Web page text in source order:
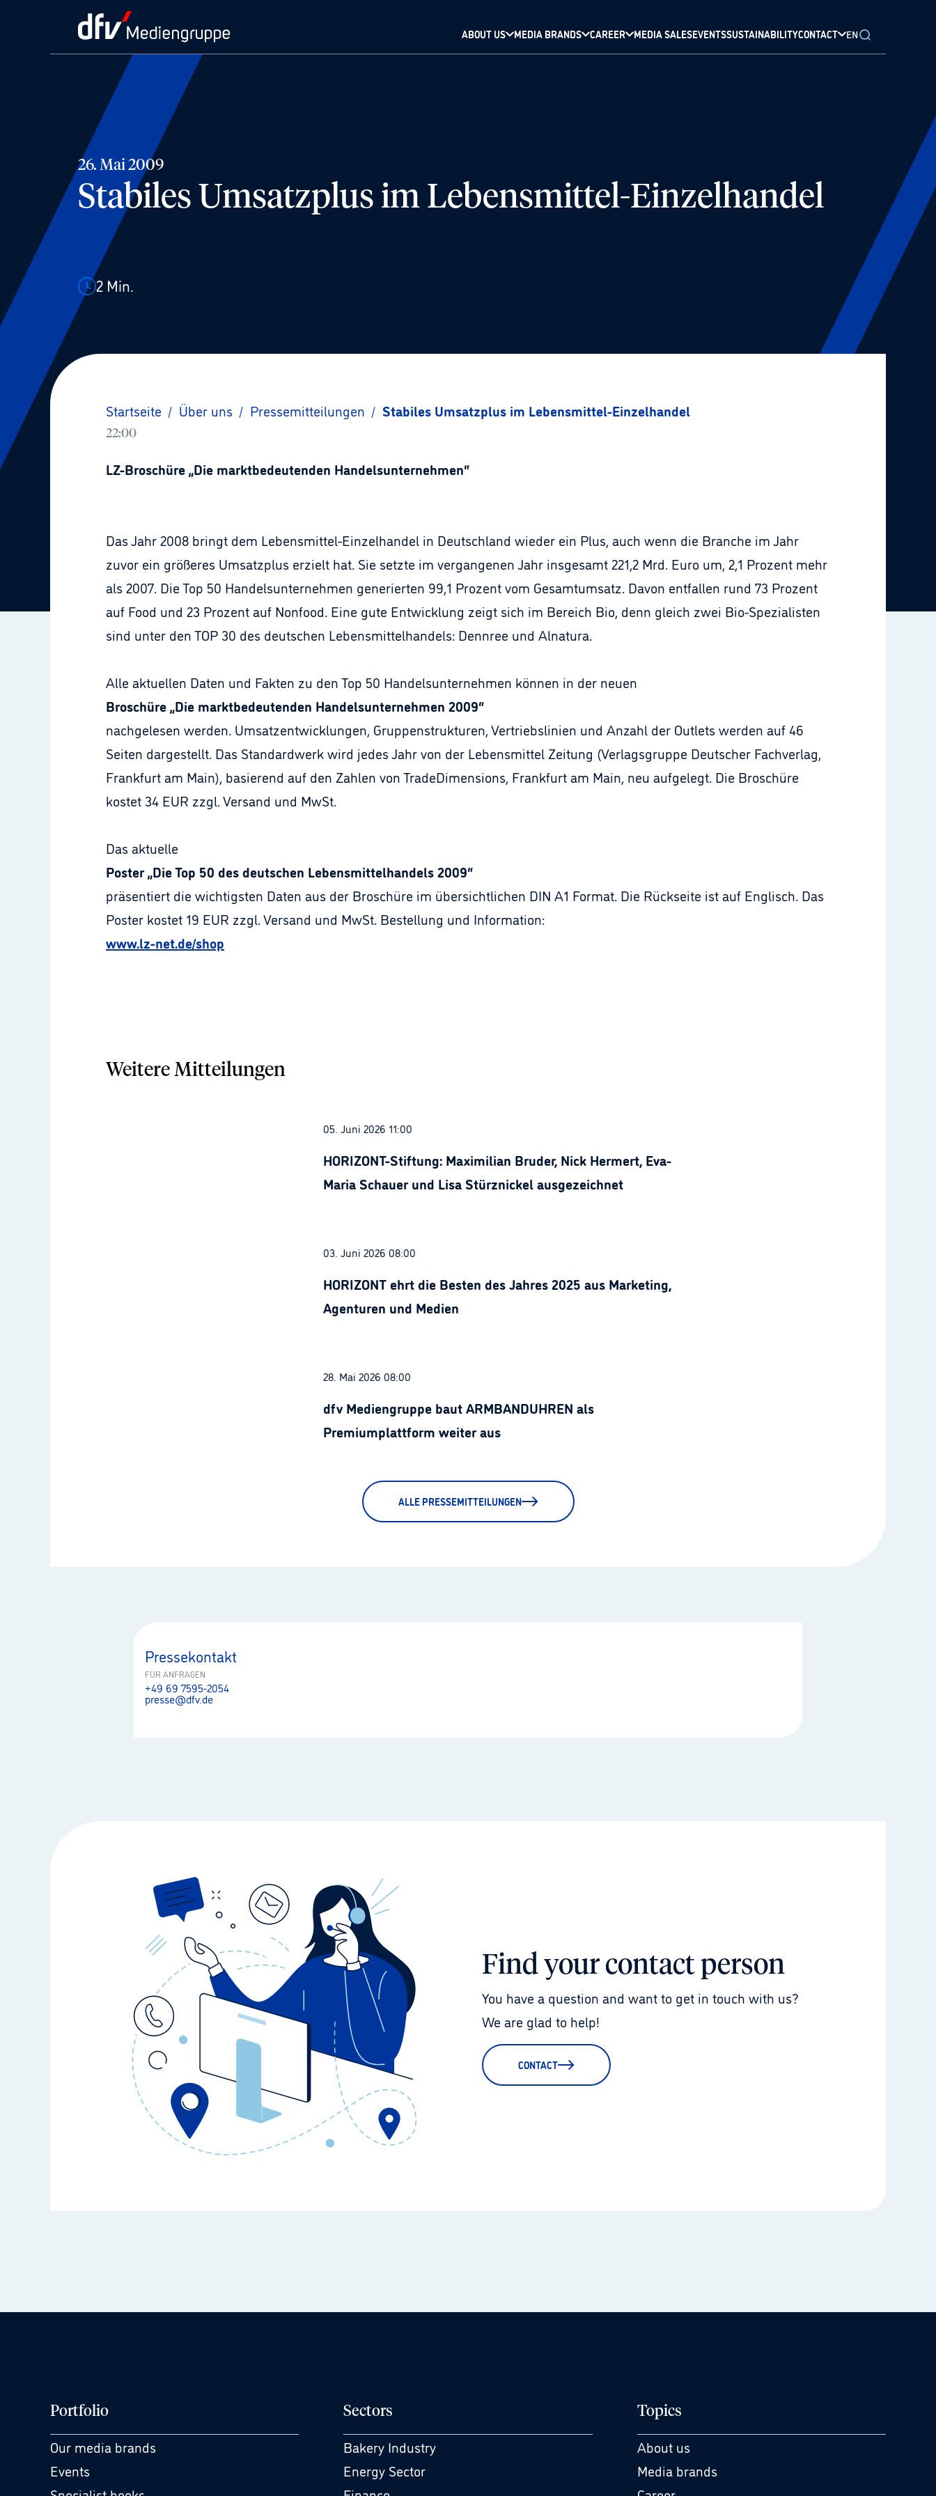
ABOUT US MEDIA BRANDS CAREER MEDIA SALESEVENTSSUSTAINABILITYCONTACT EN
26. Mai 2009
Stabiles Umsatzplus im Lebensmittel-Einzelhandel
2 Min.
Startseite / Über uns / Pressemitteilungen / Stabiles Umsatzplus im Lebensmittel-Einzelhandel
22:00
LZ-Broschüre „Die marktbedeutenden Handelsunternehmen“
Das Jahr 2008 bringt dem Lebensmittel-Einzelhandel in Deutschland wieder ein Plus, auch wenn die Branche im Jahr
zuvor ein größeres Umsatzplus erzielt hat. Sie setzte im vergangenen Jahr insgesamt 221,2 Mrd. Euro um, 2,1 Prozent mehr
als 2007. Die Top 50 Handelsunternehmen generierten 99,1 Prozent vom Gesamtumsatz. Davon entfallen rund 73 Prozent
auf Food und 23 Prozent auf Nonfood. Eine gute Entwicklung zeigt sich im Bereich Bio, denn gleich zwei Bio-Spezialisten
sind unter den TOP 30 des deutschen Lebensmittelhandels: Dennree und Alnatura.
Alle aktuellen Daten und Fakten zu den Top 50 Handelsunternehmen können in der neuen
Broschüre „Die marktbedeutenden Handelsunternehmen 2009“
nachgelesen werden. Umsatzentwicklungen, Gruppenstrukturen, Vertriebslinien und Anzahl der Outlets werden auf 46
Seiten dargestellt. Das Standardwerk wird jedes Jahr von der Lebensmittel Zeitung (Verlagsgruppe Deutscher Fachverlag,
Frankfurt am Main), basierend auf den Zahlen von TradeDimensions, Frankfurt am Main, neu aufgelegt. Die Broschüre
kostet 34 EUR zzgl. Versand und MwSt.
Das aktuelle
Poster „Die Top 50 des deutschen Lebensmittelhandels 2009“
präsentiert die wichtigsten Daten aus der Broschüre im übersichtlichen DIN A1 Format. Die Rückseite ist auf Englisch. Das
Poster kostet 19 EUR zzgl. Versand und MwSt. Bestellung und Information:
www.lz-net.de/shop
Weitere Mitteilungen
05. Juni 2026 11:00
HORIZONT-Stiftung: Maximilian Bruder, Nick Hermert, Eva-
Maria Schauer und Lisa Stürznickel ausgezeichnet
03. Juni 2026 08:00
HORIZONT ehrt die Besten des Jahres 2025 aus Marketing,
Agenturen und Medien
28. Mai 2026 08:00
dfv Mediengruppe baut ARMBANDUHREN als
Premiumplattform weiter aus
ALLE PRESSEMITTEILUNGEN
Pressekontakt
FÜR ANFRAGEN
+49 69 7595-2054
presse@dfv.de
Find your contact person
You have a question and want to get in touch with us?
We are glad to help!
CONTACT
Portfolio
Our media brands
Events
Sectors
Bakery Industry
Energy Sector
Topics
About us
Media brands